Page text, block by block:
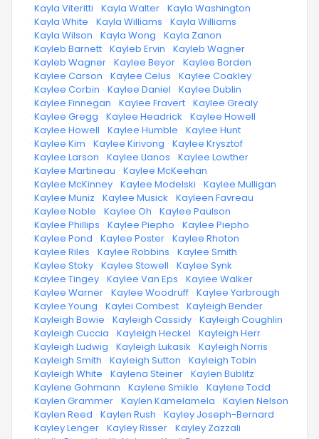
· Kayla Viteritti · Kayla Walter · Kayla Washington
· Kayla White · Kayla Williams · Kayla Williams
· Kayla Wilson · Kayla Wong · Kayla Zanon
· Kayleb Barnett · Kayleb Ervin · Kayleb Wagner
· Kayleb Wagner · Kaylee Beyor · Kaylee Borden
· Kaylee Carson · Kaylee Celus · Kaylee Coakley
· Kaylee Corbin · Kaylee Daniel · Kaylee Dublin
· Kaylee Finnegan · Kaylee Fravert · Kaylee Grealy
· Kaylee Gregg · Kaylee Headrick · Kaylee Howell
· Kaylee Howell · Kaylee Humble · Kaylee Hunt
· Kaylee Kim · Kaylee Kirivong · Kaylee Krysztof
· Kaylee Larson · Kaylee Llanos · Kaylee Lowther
· Kaylee Martineau · Kaylee McKeehan
· Kaylee McKinney · Kaylee Modelski · Kaylee Mulligan
· Kaylee Muniz · Kaylee Musick · Kayleen Favreau
· Kaylee Noble · Kaylee Oh · Kaylee Paulson
· Kaylee Phillips · Kaylee Piepho · Kaylee Piepho
· Kaylee Pond · Kaylee Poster · Kaylee Rhoton
· Kaylee Riles · Kaylee Robbins · Kaylee Smith
· Kaylee Stoky · Kaylee Stowell · Kaylee Synk
· Kaylee Tingey · Kaylee Van Eps · Kaylee Walker
· Kaylee Warner · Kaylee Woodruff · Kaylee Yarbrough
· Kaylee Young · Kaylei Combest · Kayleigh Bender
· Kayleigh Bowie · Kayleigh Cassidy · Kayleigh Coughlin
· Kayleigh Cuccia · Kayleigh Heckel · Kayleigh Herr
· Kayleigh Ludwig · Kayleigh Lukasik · Kayleigh Norris
· Kayleigh Smith · Kayleigh Sutton · Kayleigh Tobin
· Kayleigh White · Kaylena Steiner · Kaylen Bublitz
· Kaylene Gohmann · Kaylene Smikle · Kaylene Todd
· Kaylen Grammer · Kaylen Kamelamela · Kaylen Nelson
· Kaylen Reed · Kaylen Rush · Kayley Joseph-Bernard
· Kayley Lenger · Kayley Risser · Kayley Zazzali